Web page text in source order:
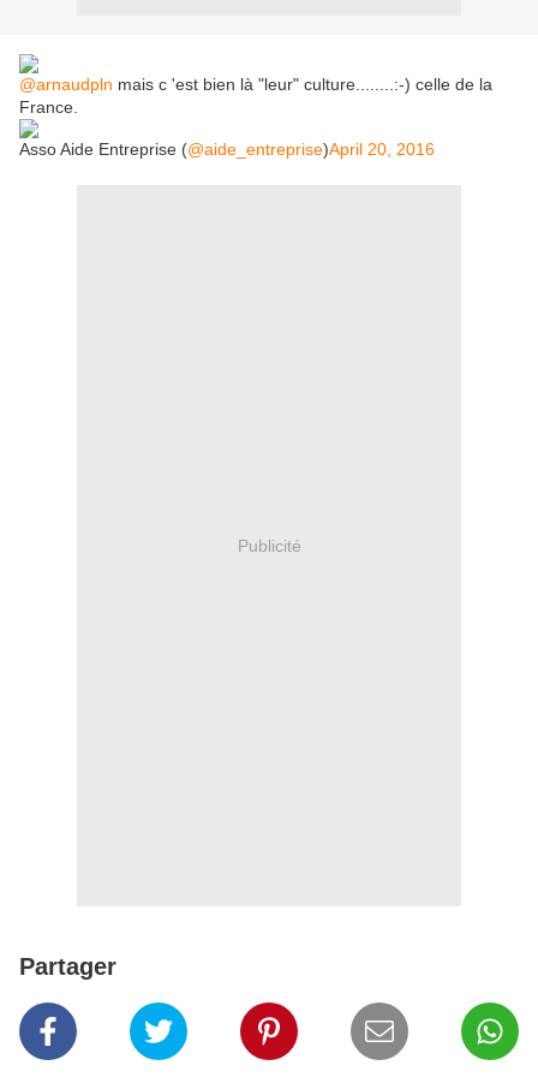
@arnaudpln mais c 'est bien là "leur" culture........:-) celle de la
France.
Asso Aide Entreprise (@aide_entreprise)April 20, 2016
Publicité
Partager